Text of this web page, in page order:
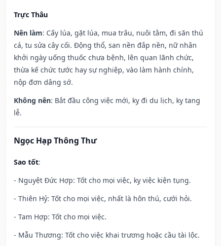
Trực Thâu
Nên làm: Cấy lúa, gặt lúa, mua trâu, nuôi tằm, đi săn thú
cá, tu sửa cây cối. Động thổ, san nền đắp nền, nữ nhân
khởi ngày uống thuốc chưa bệnh, lên quan lãnh chức,
thừa kế chức tước hay sự nghiệp, vào làm hành chính,
nộp đơn dâng sớ.
Không nên: Bắt đầu công việc mới, kỵ đi du lịch, kỵ tang
lễ.
Ngọc Hạp Thông Thư
Sao tốt:
- Nguyệt Đức Hợp: Tốt cho mọi việc, kỵ việc kiện tụng.
- Thiên Hỷ: Tốt cho mọi việc, nhất là hôn thú, cưới hỏi.
- Tam Hợp: Tốt cho mọi việc.
- Mẫu Thương: Tốt cho việc khai trương hoặc cầu tài lộc.